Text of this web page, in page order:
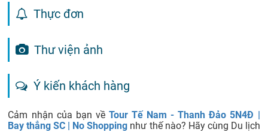
Thực đơn
Thư viện ảnh
Ý kiến khách hàng
Cảm nhận của bạn về Tour Tế Nam - Thanh Đảo 5N4Đ |
Bay thẳng SC | No Shopping như thế nào? Hãy cùng Du lịch